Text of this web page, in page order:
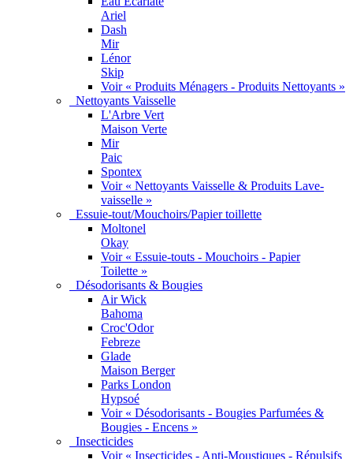
Ariel
Dash
Mir
Lénor
Skip
Voir « Produits Ménagers - Produits Nettoyants »
Nettoyants Vaisselle
L'Arbre Vert
Maison Verte
Mir
Paic
Spontex
Voir « Nettoyants Vaisselle & Produits Lave-
vaisselle »
Essuie-tout/Mouchoirs/Papier toillette
Moltonel
Okay
Voir « Essuie-touts - Mouchoirs - Papier
Toilette »
Désodorisants & Bougies
Air Wick
Bahoma
Croc'Odor
Febreze
Glade
Maison Berger
Parks London
Hypsoé
Voir « Désodorisants - Bougies Parfumées &
Bougies - Encens »
Insecticides
Voir « Insecticides - Anti-Moustiques - Répulsifs